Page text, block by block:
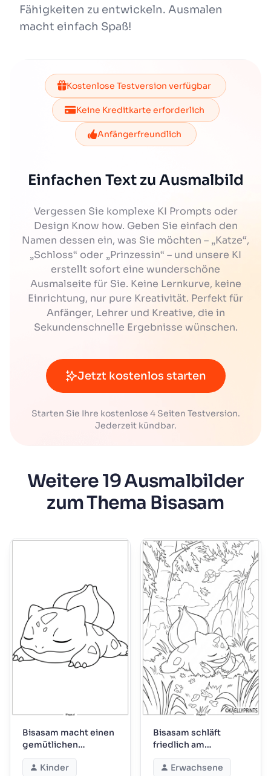
Fähigkeiten zu entwickeln. Ausmalen
macht einfach Spaß!
Kostenlose Testversion verfügbar
Keine Kreditkarte erforderlich
Anfängerfreundlich
Einfachen Text zu Ausmalbild
Vergessen Sie komplexe KI Prompts oder
Design Know how. Geben Sie einfach den
Namen dessen ein, was Sie möchten – „Katze“,
„Schloss“ oder „Prinzessin“ – und unsere KI
erstellt sofort eine wunderschöne
Ausmalseite für Sie. Keine Lernkurve, keine
Einrichtung, nur pure Kreativität. Perfekt für
Anfänger, Lehrer und Kreative, die in
Sekundenschnelle Ergebnisse wünschen.
Jetzt kostenlos starten
Starten Sie Ihre kostenlose 4 Seiten Testversion.
Jederzeit kündbar.
Weitere 19 Ausmalbilder
zum Thema Bisasam
Bisasam macht einen
gemütlichen
Mittagsschlaf
Kinder
Bisasam schläft
friedlich am
Wasserfall
Erwachsene